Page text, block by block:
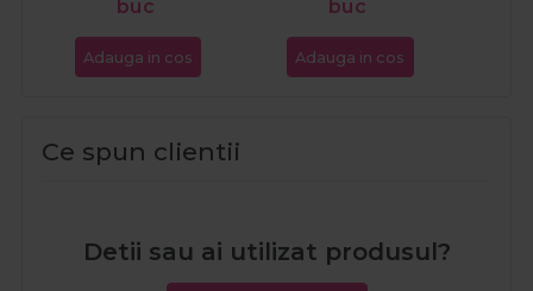
buc
Adauga in cos
buc
Adauga in cos
Ce spun clientii
Detii sau ai utilizat produsul?